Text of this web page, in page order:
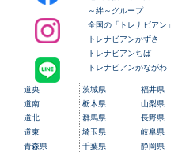
～絆～グループ
全国の「トレナビアン」
トレナビアンかずさ
トレナビアンちば
トレナビアンかながわ
道央
道南
道北
道東
青森県
茨城県
栃木県
群馬県
埼玉県
千葉県
福井県
山梨県
長野県
岐阜県
静岡県